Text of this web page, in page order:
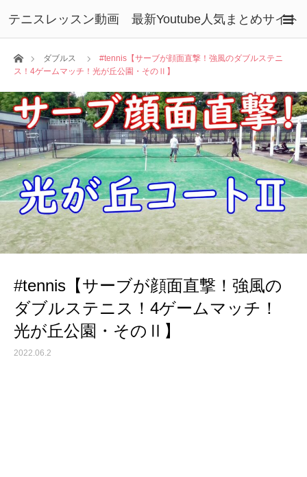
テニスレッスン動画 最新Youtube人気まとめサイト
ホームダブルス
#tennis【サーブが顔面直撃！強風のダブルステニ
ス！4ゲームマッチ！光が丘公園・そのⅡ】
#tennis【サーブが顔面直撃！強風の
ダブルステニス！4ゲームマッチ！
光が丘公園・そのⅡ】
2022.06.2